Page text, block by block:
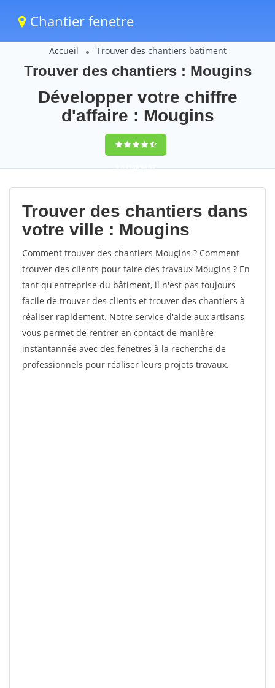
Chantier fenetre
Accueil Trouver des chantiers batiment
Trouver des chantiers : Mougins
Développer votre chiffre
d'affaire : Mougins
9,5(100%)57
votes
Trouver des chantiers dans
votre ville : Mougins
Comment trouver des chantiers Mougins ? Comment
trouver des clients pour faire des travaux Mougins ? En
tant qu'entreprise du bâtiment, il n'est pas toujours
facile de trouver des clients et trouver des chantiers à
réaliser rapidement. Notre service d'aide aux artisans
vous permet de rentrer en contact de manière
instantannée avec des fenetres à la recherche de
professionnels pour réaliser leurs projets travaux.